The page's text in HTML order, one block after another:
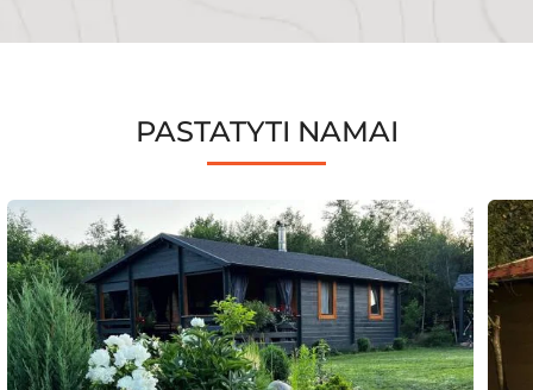
PASTATYTI NAMAI